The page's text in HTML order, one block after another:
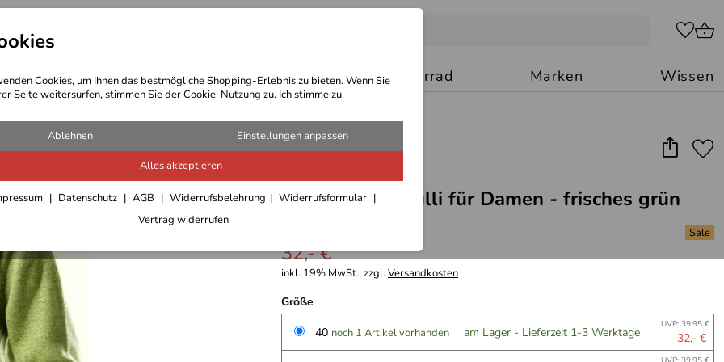
Cookies, um Ihnen das bestmögliche Shopping-Erlebnis zu bieten. Wenn Sie
Seite weitersurfen, stimmen Sie der Cookie-Nutzung zu. Ich stimme zu.
Ablehnen Einstellungen anpassen
Alles akzeptieren
Datenschutz AGB Widerrufsbelehrung
Widerrufsformular
Vertrag widerrufen
Bekleidung Outdoor Ausrüstung Motorrad Marken Wissen
Gelert Fleecepulli für Damen - frisches grün
32,- €
inkl. 19% MwSt., zzgl.Versandkosten
Größe
40 noch 1 Artikel vorhanden am Lager - Lieferzeit 1-3 Werktage UVP: 39,95 €
32,- €